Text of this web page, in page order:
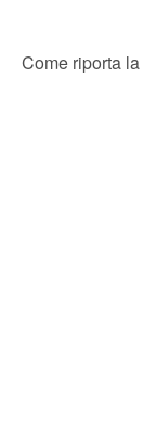
Come riporta la